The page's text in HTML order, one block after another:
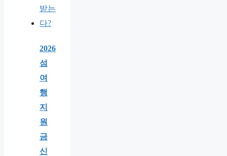
2026
섬
여
행
지
원
금
신